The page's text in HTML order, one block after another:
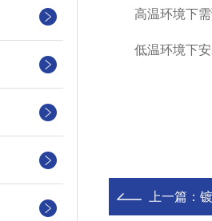
高温环境下需
低温环境下安
上一篇：